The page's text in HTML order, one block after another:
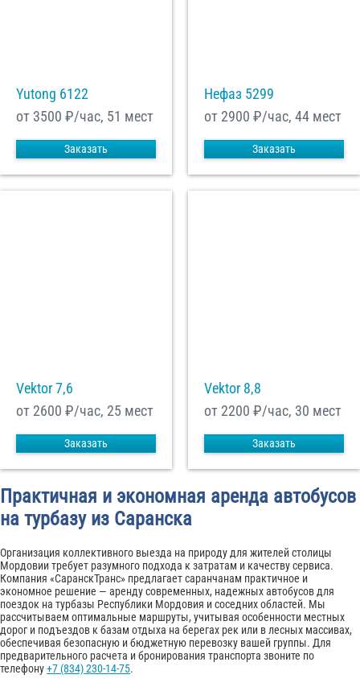
Yutong 6122
от 3500 ₽/час, 51 мест
Заказать
Нефаз 5299
от 2900 ₽/час, 44 мест
Заказать
Vektor 7,6
от 2600 ₽/час, 25 мест
Заказать
Vektor 8,8
от 2200 ₽/час, 30 мест
Заказать
Практичная и экономная аренда автобусов
на турбазу из Саранска
Организация коллективного выезда на природу для жителей столицы
Мордовии требует разумного подхода к затратам и качеству сервиса.
Компания «СаранскТранс» предлагает саранчанам практичное и
экономное решение — аренду современных, надежных автобусов для
поездок на турбазы Республики Мордовия и соседних областей. Мы
рассчитываем оптимальные маршруты, учитывая особенности местных
дорог и подъездов к базам отдыха на берегах рек или в лесных массивах,
обеспечивая безопасную и бюджетную перевозку вашей группы. Для
предварительного расчета и бронирования транспорта звоните по
телефону+7 (834) 230-14-75.